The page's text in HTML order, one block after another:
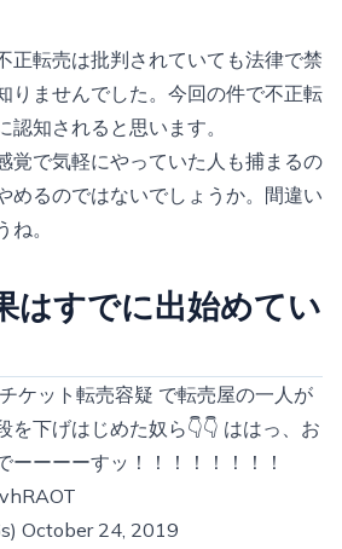
正転売は批判されていても法律で禁
りませんでした。今回の件で不正転
知されると思います。
覚で気軽にやっていた人も捕まるの
めるのではないでしょうか。間違い
。
はすでに出始めてい
ケット転売容疑 で転売屋の一人が
を下げはじめた奴ら👇👇 ははっ、お
ーーーーすッ！！！！！！！！
October 24, 2019